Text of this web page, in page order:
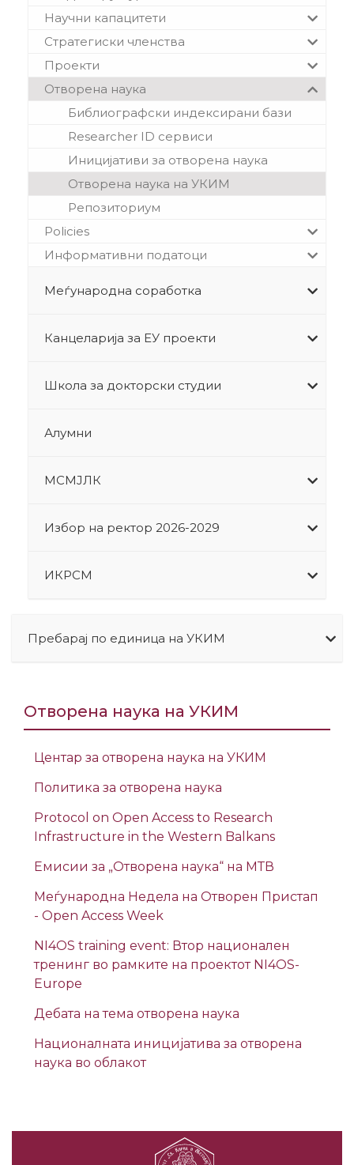
Научни капацитети
Стратегиски членства
Проекти
Отворена наука
Библиографски индексирани бази
Researcher ID сервиси
Иницијативи за отворена наука
Отворена наука на УКИМ
Репозиториум
Policies
Информативни податоци
Меѓународна соработка
Канцеларија за ЕУ проекти
Школа за докторски студии
Алумни
МСМЈЛК
Избор на ректор 2026-2029
ИКРСМ
Пребарај по единица на УКИМ
Отворена наука на УКИМ
Центар за отворена наука на УКИМ
Политика за отворена наука
Protocol on Open Access to Research
Infrastructure in the Western Balkans
Емисии за „Отворена наука“ на МТВ
Меѓународна Недела на Отворен Пристап
- Open Access Week
NI4OS training event: Втор национален
тренинг во рамките на проектот NI4OS-
Europe
Дебата на тема отворена наука
Националната иницијатива за отворена
наука во облакот